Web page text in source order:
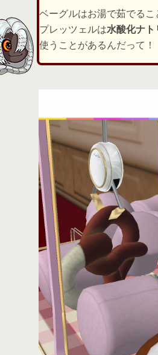
ベーグルはお湯で茹でるこ
プレッツェルは水酸化ナト
使うことがあるんだって！